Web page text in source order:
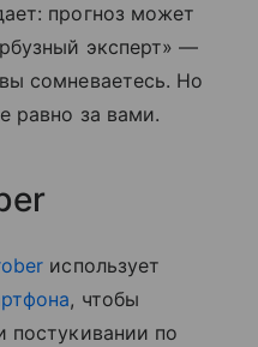
прогноз может
эксперт» —
сомневаетесь. Но
равно за вами.
использует
, чтобы
постукивании по